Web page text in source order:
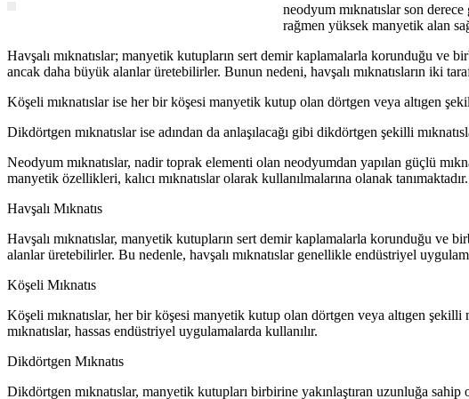
neodyum mıknatıslar son
rağmen yüksek manyetik alan
Havşalı mıknatıslar; manyetik kutupların sert demir kaplamalarla korunduğu ve
ancak daha büyük alanlar üretebilirler. Bunun nedeni, havşalı mıknatısların iki
Köşeli mıknatıslar ise her bir köşesi manyetik kutup olan dörtgen veya altıgen
Dikdörtgen mıknatıslar ise adından da anlaşılacağı gibi dikdörtgen şekilli
Neodyum mıknatıslar, nadir toprak elementi olan neodyumdan yapılan güçlü
manyetik özellikleri, kalıcı mıknatıslar olarak kullanılmalarına olanak tanımaktadır.
Havşalı Mıknatıs
Havşalı mıknatıslar, manyetik kutupların sert demir kaplamalarla korunduğu ve
alanlar üretebilirler. Bu nedenle, havşalı mıknatıslar genellikle endüstriyel
Köşeli Mıknatıs
Köşeli mıknatıslar, her bir köşesi manyetik kutup olan dörtgen veya altıgen şekilli
mıknatıslar, hassas endüstriyel uygulamalarda kullanılır.
Dikdörtgen Mıknatıs
Dikdörtgen mıknatıslar, manyetik kutupları birbirine yakınlaştıran uzunluğa